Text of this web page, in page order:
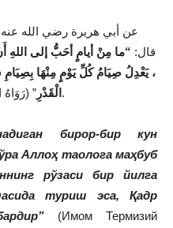
عن أبي هريرة رضي الله
قال: “ما مِنْ أيامٍ أحَبُّ إلى اللهِ
، يَعْدِلُ صِيَامُ كُلِّ يَوْمٍ مِنْهَا بِصِيَامِ
الْقَدْرِ ” (رَوَاهُ الْاِمَامُ التِّرْمِذِيُّ).
бирор-бир кун
Аллоҳ таолога маҳбуб
рўзаси бир йилга
туриш эса, Қадр
(Имом Термизий